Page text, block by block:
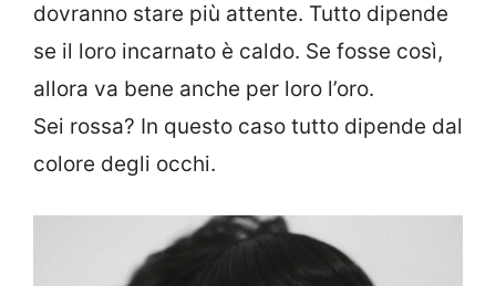
dovranno stare più attente. Tutto dipende
se il loro incarnato è caldo. Se fosse così,
allora va bene anche per loro l’oro.
Sei rossa? In questo caso tutto dipende dal
colore degli occhi.